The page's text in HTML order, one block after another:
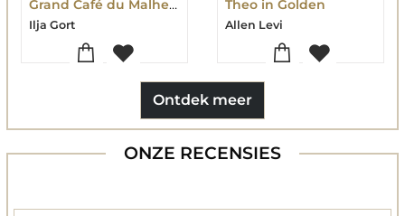
Grand Café du Malheur
Ilja Gort
Theo in Golden
Allen Levi
Ontdek meer
ONZE RECENSIES